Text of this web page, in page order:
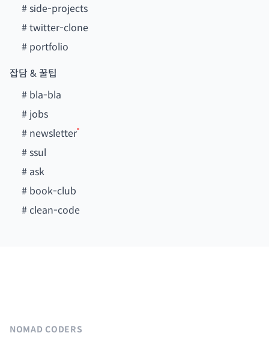
#side-projects
#twitter-clone
# portfolio
잡담 & 꿀팁
# bla-bla
# jobs
# newsletter
#ssul
# ask
# book-club
#clean-code
NOMAD CODERS